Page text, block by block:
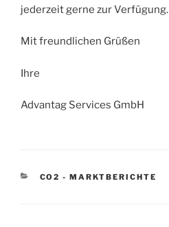
jederzeit gerne zur Verfügung.
Mit freundlichen Grüßen
Ihre
Advantag Services GmbH
KATEGORIEN
CO2 - MARKTBERICHTE